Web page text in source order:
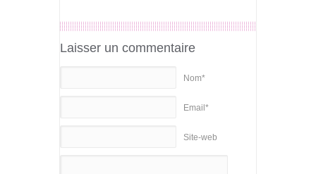
Laisser un commentaire
Nom*
Email*
Site-web